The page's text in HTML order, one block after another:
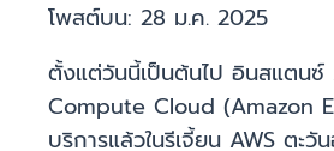
โพสต์บน: 28 ม.ค. 2025
ตั้งแต่วันนี้เป็นต้นไป อินสแตนซ์
Compute Cloud (Amazon
บริการแล้วในรีเจี้ยน AWS ตะ